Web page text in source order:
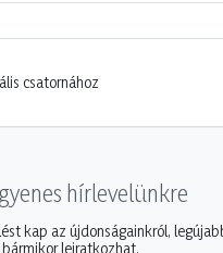
csatornához
hírlevelünkre
kap az újdonságainkról,
leiratkozhat.